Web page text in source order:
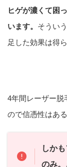
ヒゲが濃くて困
います。 そうい
足した効果は得
4年間レーザー脱
ので信憑性はあ
しか
のみ。